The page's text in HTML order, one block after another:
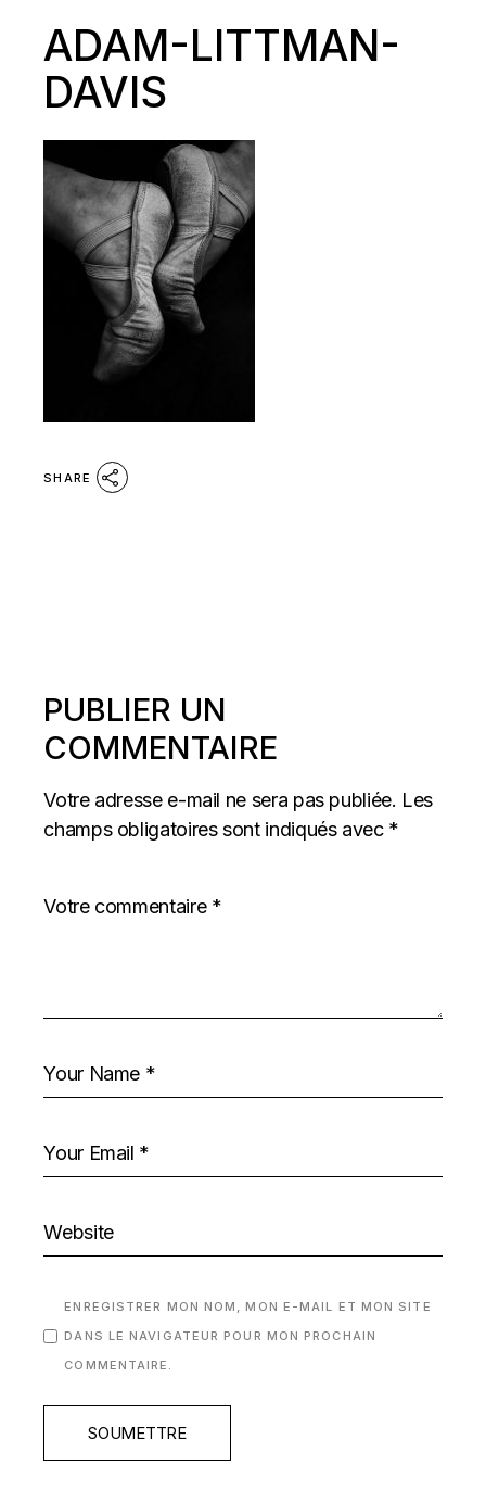
ADAM-LITTMAN-
DAVIS
SHARE
PUBLIER UN
COMMENTAIRE
Votre adresse e-mail ne sera pas publiée. Les
champs obligatoires sont indiqués avec *
ENREGISTRER MON NOM, MON E-MAIL ET MON SITE
DANS LE NAVIGATEUR POUR MON PROCHAIN
COMMENTAIRE.
SOUMETTRE